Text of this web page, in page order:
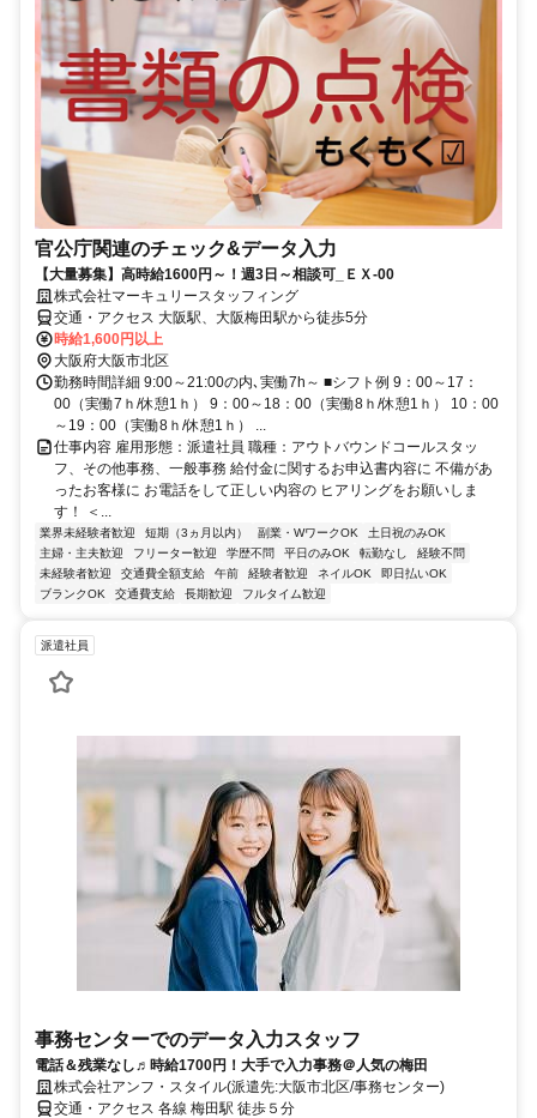
官公庁関連のチェック&データ入力
【大量募集】高時給1600円～！週3日～相談可_ＥＸ-00
株式会社マーキュリースタッフィング
交通・アクセス 大阪駅、大阪梅田駅から徒歩5分
時給1,600円以上
大阪府大阪市北区
勤務時間詳細 9:00～21:00の内､実働7h～ ■シフト例 9：00～17：
00（実働7ｈ/休憩1ｈ） 9：00～18：00（実働8ｈ/休憩1ｈ） 10：00
～19：00（実働8ｈ/休憩1ｈ） ...
仕事内容 雇用形態：派遣社員 職種：アウトバウンドコールスタッ
フ、その他事務、一般事務 給付金に関するお申込書内容に 不備があ
ったお客様に お電話をして正しい内容の ヒアリングをお願いしま
す！ ＜...
業界未経験者歓迎 短期（3ヵ月以内） 副業・WワークOK
土日祝のみOK
主婦・主夫歓迎
フリーター歓迎 学歴不問 平日のみOK 転勤なし
経験不問
未経験者歓迎
交通費全額支給 午前 経験者歓迎 ネイルOK
即日払いOK
ブランクOK
交通費支給 長期歓迎 フルタイム歓迎
派遣社員
事務センターでのデータ入力スタッフ
電話＆残業なし♬時給1700円！大手で入力事務＠人気の梅田
株式会社アンフ・スタイル(派遣先:大阪市北区/事務センター)
交通・アクセス 各線 梅田駅 徒歩５分